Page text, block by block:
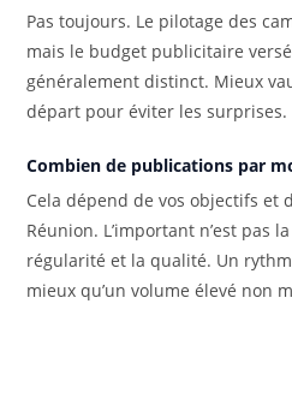
Pas toujours. Le pilotage des
mais le budget publicitaire
généralement distinct. Mieux
départ pour éviter les surprises.
Combien de publications par
Cela dépend de vos objectifs et
Réunion. L’important n’est pas
régularité et la qualité. Un
mieux qu’un volume élevé non